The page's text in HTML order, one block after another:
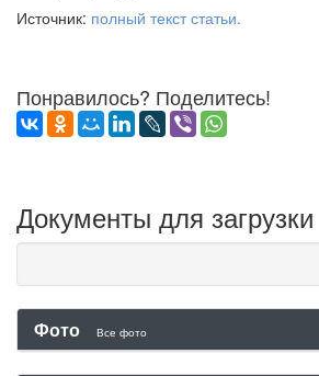
Источник: полный текст статьи.
Понравилось? Поделитесь!
Документы для загрузки
Фото Все фото